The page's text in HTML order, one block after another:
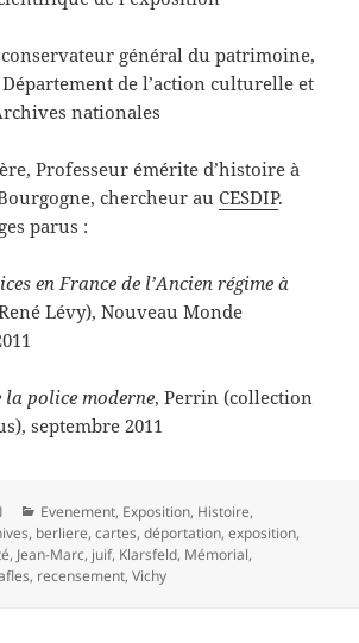
général du patrimoine,
de l’action culturelle et
nationales
Professeur émérite d’histoire à
chercheur auCESDIP.
parus :
en France de l’Ancien régime à
Lévy), Nouveau Monde
la police moderne, Perrin (collection
septembre 2011
Catégories
Evenement, Exposition, Histoire,
, berliere,cartes,déportation,exposition,
, Jean-Marc, juif, Klarsfeld, Mémorial,
, recensement,Vichy